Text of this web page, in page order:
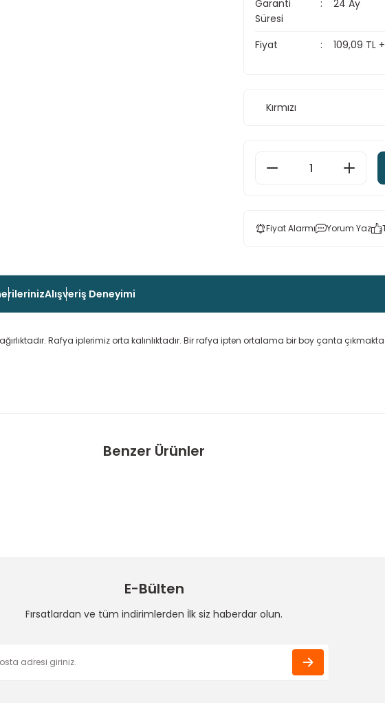
Garanti
Süresi
24 Ay
Fiyat 109,09 TL
Fiyat Alarmı Yorum Yaz
Alışveriş Deneyimi
Rafya iplerimiz orta kalınlıktadır. Bir rafya ipten ortalama bir boy çanta
yetersiz gördüğünüz noktaları öneri formunu kullanarak tarafımıza
Benzer Ürünler
E-Bülten
Fırsatlardan ve tüm indirimlerden İlk siz haberdar olun.